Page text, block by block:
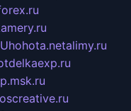
hohota.netalimy.ru